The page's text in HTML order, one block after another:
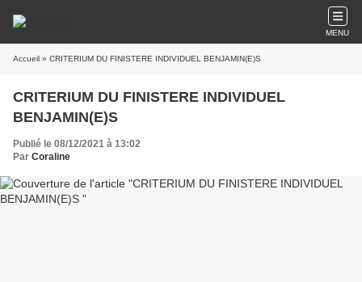
MENU
Accueil » CRITERIUM DU FINISTERE INDIVIDUEL BENJAMIN(E)S
CRITERIUM DU FINISTERE INDIVIDUEL
BENJAMIN(E)S
Publié le 08/12/2021 à 13:02
Par Coraline